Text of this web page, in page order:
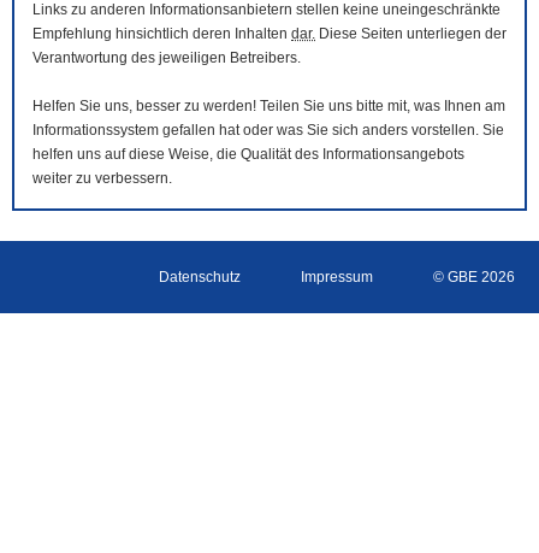
Links zu anderen Informationsanbietern stellen keine uneingeschränkte
Empfehlung hinsichtlich deren Inhalten dar. Diese Seiten unterliegen der
Verantwortung des jeweiligen Betreibers.
Helfen Sie uns, besser zu werden! Teilen Sie uns bitte mit, was Ihnen am
Informationssystem gefallen hat oder was Sie sich anders vorstellen. Sie
helfen uns auf diese Weise, die Qualität des Informationsangebots
weiter zu verbessern.
Datenschutz Impressum © GBE 2026